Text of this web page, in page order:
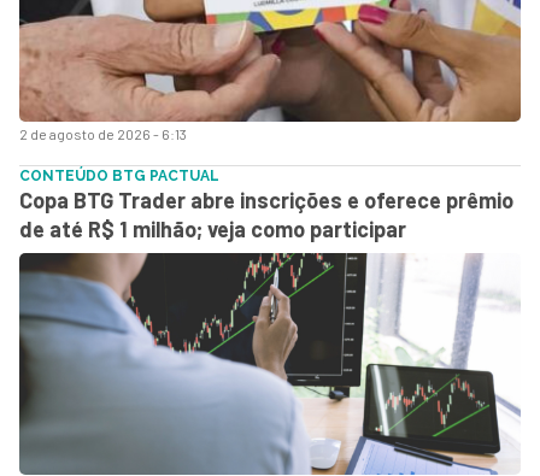
2 de agosto de 2026 - 6:13
CONTEÚDO BTG PACTUAL
Copa BTG Trader abre inscrições e oferece prêmio
de até R$ 1 milhão; veja como participar